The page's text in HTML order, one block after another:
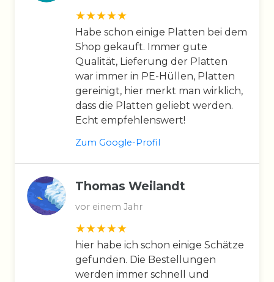
Habe schon einige Platten bei dem
Shop gekauft. Immer gute
Qualität, Lieferung der Platten
war immer in PE-Hüllen, Platten
gereinigt, hier merkt man wirklich,
dass die Platten geliebt werden.
Echt empfehlenswert!
Zum Google-Profil
Thomas Weilandt
vor einem Jahr
hier habe ich schon einige Schätze
gefunden. Die Bestellungen
werden immer schnell und